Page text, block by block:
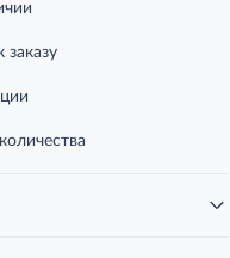
заказу